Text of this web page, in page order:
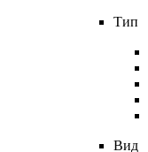
Тип
Вид